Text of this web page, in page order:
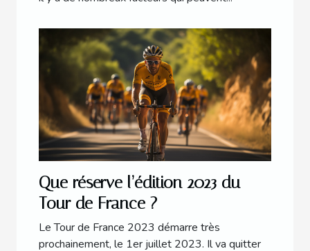
Que réserve l’édition 2023 du
Tour de France ?
Le Tour de France 2023 démarre très
prochainement, le 1er juillet 2023. Il va quitter